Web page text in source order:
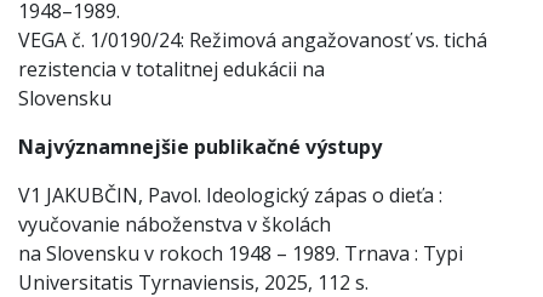
1948–1989.
VEGA č. 1/0190/24: Režimová angažovanosť vs. tichá
rezistencia v totalitnej edukácii na
Slovensku
Najvýznamnejšie publikačné výstupy
V1 JAKUBČIN, Pavol. Ideologický zápas o dieťa :
vyučovanie náboženstva v školách
na Slovensku v rokoch 1948 – 1989. Trnava : Typi
Universitatis Tyrnaviensis, 2025, 112 s.